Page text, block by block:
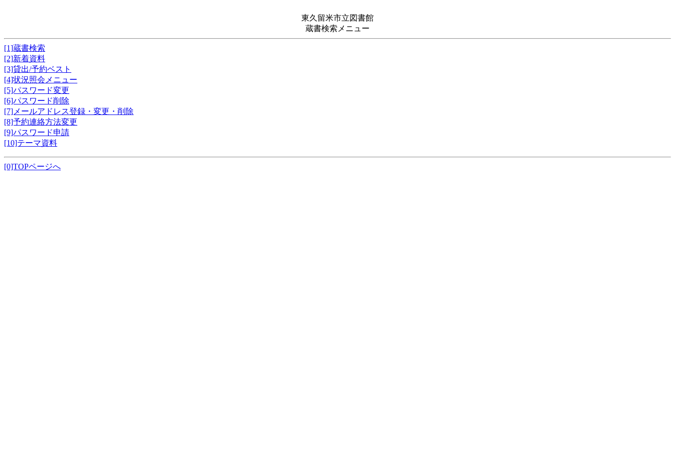
東久留米市立図書館
蔵書検索メニュー
[1]蔵書検索
[2]新着資料
[3]貸出/予約ベスト
[4]状況照会メニュー
[5]パスワード変更
[6]パスワード削除
[7]メールアドレス登録・変更・削除
[8]予約連絡方法変更
[9]パスワード申請
[10]テーマ資料
[0]TOPページへ